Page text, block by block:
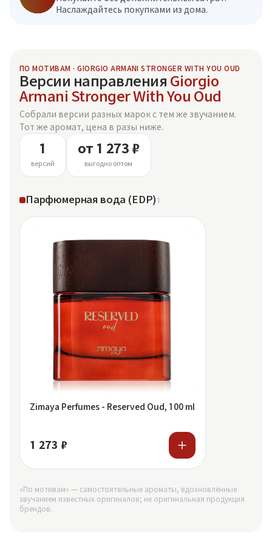
Наслаждайтесь покупками из дома.
ПО МОТИВАМ · GIORGIO ARMANI STRONGER WITH YOU OUD
Версии направления Giorgio
Armani Stronger With You Oud
Собрали версии разных марок с тем же звучанием.
Тот же аромат, цена в разы ниже.
1
версий
от 1 273 ₽
выгодно оптом
Парфюмерная вода (EDP)1
Zimaya Perfumes - Reserved Oud, 100 ml
1 273 ₽
«По мотивам» — самостоятельные ароматы, вдохновлённые
звучанием известных оригиналов; не оригинальная продукция
брендов.